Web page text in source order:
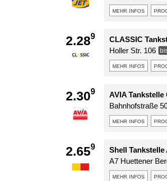
mehr infos
2.289
CLASSIC
Holler Str. 106
mehr infos
2.309
AVIA Tankstelle
Bahnhofstraße
mehr infos
2.659
Shell
A7 Huettener
mehr infos